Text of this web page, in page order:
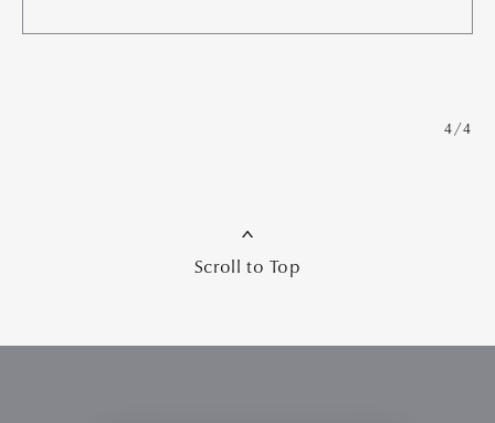
4/4
Scroll to Top